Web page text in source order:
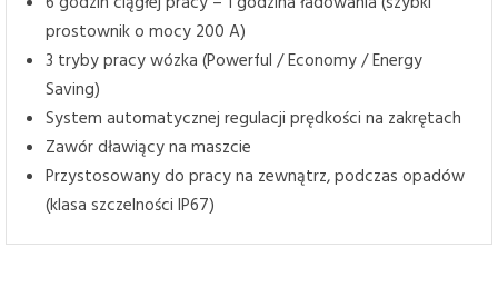
prostownik o mocy 200 A)
3 tryby pracy wózka (Powerful / Economy / Energy
Saving)
System automatycznej regulacji prędkości na zakrętach
Zawór dławiący na maszcie
Przystosowany do pracy na zewnątrz, podczas opadów
(klasa szczelności IP67)